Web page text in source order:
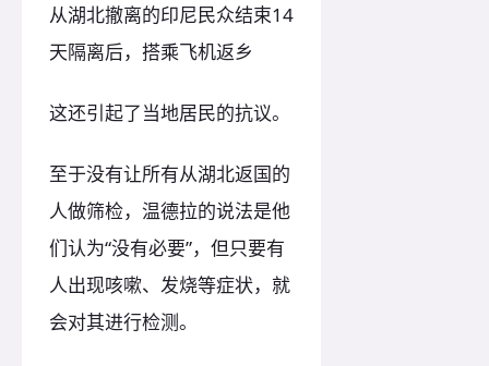
从湖北撤离的印尼民众结束14
天隔离后，搭乘飞机返乡
这还引起了当地居民的抗议。
至于没有让所有从湖北返国的
人做筛检，温德拉的说法是他
们认为“没有必要”，但只要有
人出现咳嗽、发烧等症状，就
会对其进行检测。